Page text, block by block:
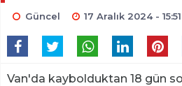
Güncel 17 Aralık 2024 - 15:51
Van'da kaybolduktan 18 gün